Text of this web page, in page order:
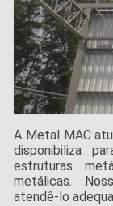
A Metal MAC
disponibiliza
estruturas
metálicas.
atendê-lo